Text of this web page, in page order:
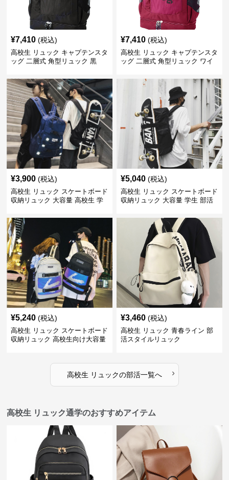
¥7,410 (税込)
高校生 リュック キャプテンスタ
ッグ 二層式 角型リュック 黒
¥7,410 (税込)
高校生 リュック キャプテンスタ
ッグ 二層式 角型リュック ワイ
¥3,900 (税込)
高校生 リュック スケートボード
収納リュック 大容量 高校生 学
¥5,040 (税込)
高校生 リュック スケートボード
収納リュック 大容量 学生 部活
¥5,240 (税込)
高校生 リュック スケートボード
収納リュック 高校生向け大容量
¥3,460 (税込)
高校生 リュック 青春ライン 部
活スタイルリュック
高校生 リュックの部活一覧へ ›
高校生 リュック通学のおすすめアイテム